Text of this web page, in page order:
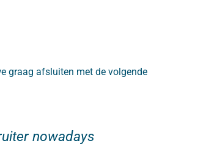
graag afsluiten met de volgende
nowadays